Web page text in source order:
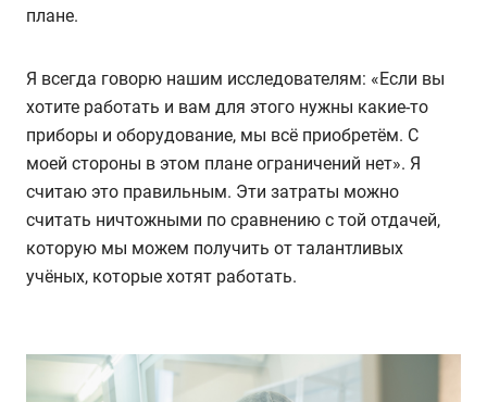
плане.
Я всегда говорю нашим исследователям: «Если вы
хотите работать и вам для этого нужны какие-то
приборы и оборудование, мы всё приобретём. С
моей стороны в этом плане ограничений нет». Я
считаю это правильным. Эти затраты можно
считать ничтожными по сравнению с той отдачей,
которую мы можем получить от талантливых
учёных, которые хотят работать.